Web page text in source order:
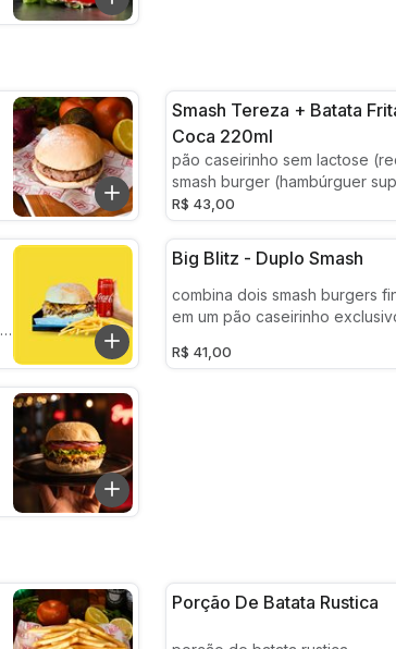
Smash Tereza + Batata
Coca 220ml
pão caseirinho sem lactose
smash burger (hambúrguer
amassado na chapa), queijo
caramelizada. acompanha
R$ 43,00
Big Blitz - Duplo Smash
combina dois smash burgers
em um pão caseirinho
crocante, picles e um molho
R$ 41,00
Porção De Batata Rustica